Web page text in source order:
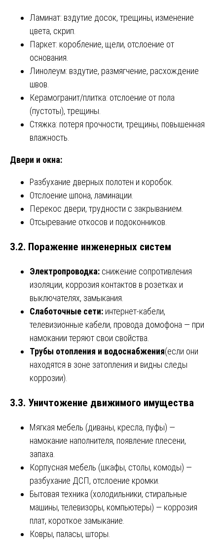
Ламинат: вздутие досок, трещины, изменение
цвета, скрип.
Паркет: коробление, щели, отслоение от
основания.
Линолеум: вздутие, размягчение, расхождение
швов.
Керамогранит/плитка: отслоение от пола
(пустоты), трещины.
Стяжка: потеря прочности, трещины, повышенная
влажность.
Двери и окна:
Разбухание дверных полотен и коробок.
Отслоение шпона, ламинации.
Перекос двери, трудности с закрыванием.
Отсыревание откосов и подоконников.
3.2. Поражение инженерных систем
Электропроводка: снижение сопротивления
изоляции, коррозия контактов в розетках и
выключателях, замыкания.
Слаботочные сети: интернет-кабели,
телевизионные кабели, провода домофона — при
намокании теряют свои свойства.
Трубы отопления и водоснабжения(если они
находятся в зоне затопления и видны следы
коррозии).
3.3. Уничтожение движимого имущества
Мягкая мебель (диваны, кресла, пуфы) —
намокание наполнителя, появление плесени,
запаха.
Корпусная мебель (шкафы, столы, комоды) —
разбухание ДСП, отслоение кромки.
Бытовая техника (холодильники, стиральные
машины, телевизоры, компьютеры) — коррозия
плат, короткое замыкание.
Ковры, паласы, шторы.